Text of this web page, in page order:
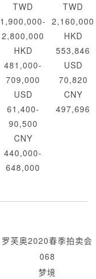
TWD
1,900,000-
2,800,000
HKD
481,000-
709,000
USD
61,400-
90,500
CNY
440,000-
648,000
TWD
2,160,000
HKD
553,846
USD
70,820
CNY
497,696
罗芙奥2020春季拍卖会
068
梦境